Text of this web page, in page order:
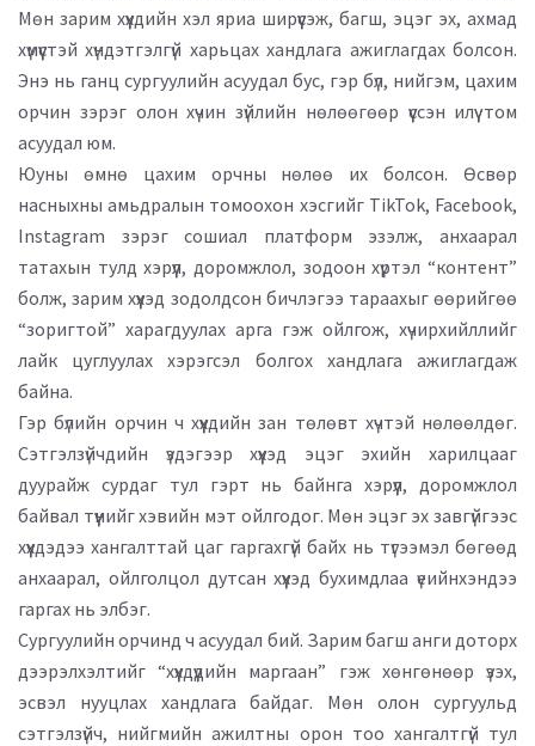
Мөн зарим хүүхдийн хэл яриа ширүүсэж, багш, эцэг эх, ахмад
хүмүүстэй хүндэтгэлгүй харьцах хандлага ажиглагдах болсон.
Энэ нь ганц сургуулийн асуудал бус, гэр бүл, нийгэм, цахим
орчин зэрэг олон хүчин зүйлийн нөлөөгөөр үүссэн илүү том
асуудал юм.
Юуны өмнө цахим орчны нөлөө их болсон. Өсвөр
насныхны амьдралын томоохон хэсгийг TikTok, Facebook,
Instagram зэрэг сошиал платформ эзэлж, анхаарал
татахын тулд хэрүүл, доромжлол, зодоон хүртэл “контент”
болж, зарим хүүхэд зодолдсон бичлэгээ тараахыг өөрийгөө
“зоригтой” харагдуулах арга гэж ойлгож, хүчирхийллийг
лайк цуглуулах хэрэгсэл болгох хандлага ажиглагдаж
байна.
Гэр бүлийн орчин ч хүүхдийн зан төлөвт хүчтэй нөлөөлдөг.
Сэтгэлзүйчдийн үздэгээр хүүхэд эцэг эхийн харилцааг
дуурайж сурдаг тул гэрт нь байнга хэрүүл, доромжлол
байвал түүнийг хэвийн мэт ойлгодог. Мөн эцэг эх завгүйгээс
хүүхдэдээ хангалттай цаг гаргахгүй байх нь түгээмэл бөгөөд
анхаарал, ойлголцол дутсан хүүхэд бухимдлаа үеийнхэндээ
гаргах нь элбэг.
Сургуулийн орчинд ч асуудал бий. Зарим багш анги доторх
дээрэлхэлтийг “хүүхдүүдийн маргаан” гэж хөнгөнөөр үзэх,
эсвэл нууцлах хандлага байдаг. Мөн олон сургуульд
сэтгэлзүйч, нийгмийн ажилтны орон тоо хангалтгүй тул